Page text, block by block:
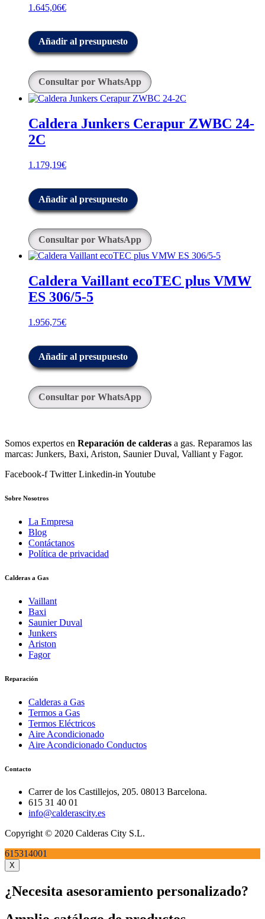
1.645,06€
Añadir al presupuesto
Consultar por WhatsApp
Caldera Junkers Cerapur ZWBC 24-
2C
1.179,19€
Añadir al presupuesto
Consultar por WhatsApp
Caldera Vaillant ecoTEC plus VMW
ES 306/5-5
1.956,75€
Añadir al presupuesto
Consultar por WhatsApp
Somos expertos en Reparación de calderas a gas. Reparamos las
marcas: Junkers, Baxi, Ariston, Saunier Duval, Valliant y Fagor.
Facebook-f Twitter Linkedin-in Youtube
Sobre Nosotros
La Empresa
Blog
Contáctanos
Política de privacidad
Calderas a Gas
Vaillant
Baxi
Saunier Duval
Junkers
Ariston
Fagor
Reparación
Calderas a Gas
Termos a Gas
Termos Eléctricos
Aire Acondicionado
Aire Acondicionado Conductos
Contacto
Carrer de los Castillejos, 205. 08013 Barcelona.
615 31 40 01
info@calderascity.es
Copyright © 2020 Calderas City S.L.
615314001
X
¿Necesita asesoramiento personalizado?